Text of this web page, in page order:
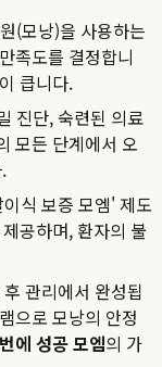
(모낭)을 사용하는
족도를 결정합니
큽니다.
진단, 숙련된 의료
모든 단계에서 오
식 보증 모엠' 제도
공하며, 환자의 불
관리에서 완성됩
으로 모낭의 안정
에 성공 모엠의 가